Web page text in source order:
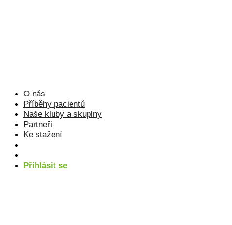
O nás
Příběhy pacientů
Naše kluby a skupiny
Partneři
Ke stažení
Přihlásit se